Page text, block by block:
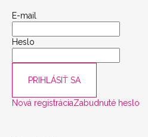
E-mail
Heslo
PRIHLÁSIŤ SA
Nová registráciaZabudnuté heslo